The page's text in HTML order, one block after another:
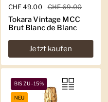
Regulärer Preis
CHF 49.00 Sale-Preis
CHF 69.00
Tokara Vintage MCC
Brut Blanc de Blanc
Jetzt kaufen
BIS ZU -15%
NEU